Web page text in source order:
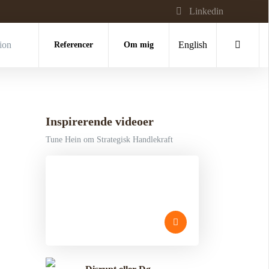
Linkedin
Referencer Om mig English
Inspirerende videoer
Tune Hein om Strategisk Handlekraft